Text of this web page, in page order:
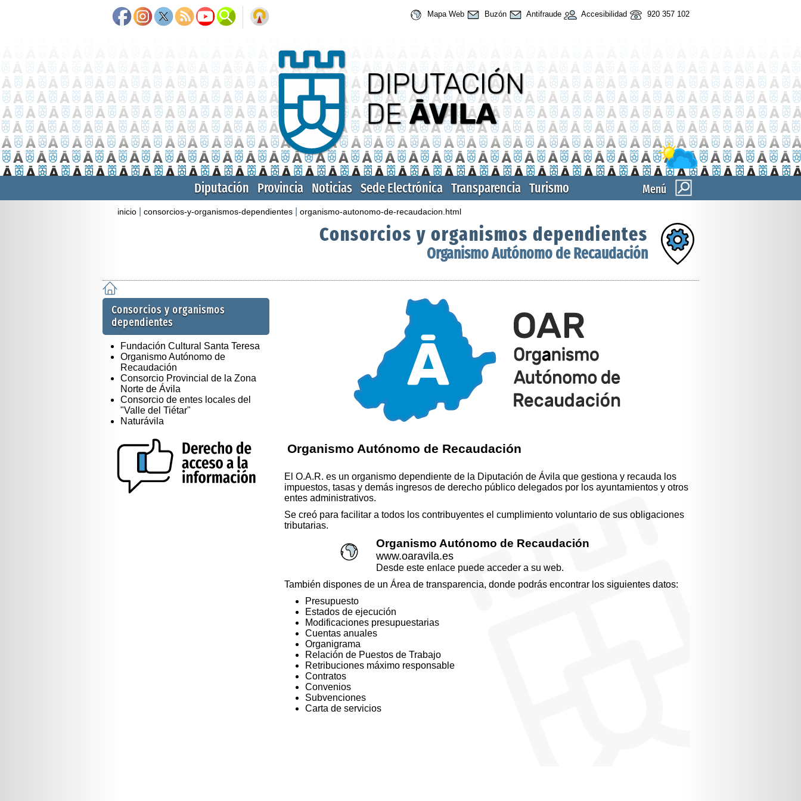
Mapa Web Buzón Antifraude Accesibilidad 920 357 102
Menú
Diputación Provincia Noticias Sede Electrónica Transparencia Turismo
inicio consorcios-y-organismos-dependientes organismo-autonomo-de-recaudacion.html
Consorcios y organismos dependientes
Organismo Autónomo de Recaudación
Consorcios y organismos
dependientes
Fundación Cultural Santa Teresa
Organismo Autónomo de
Recaudación
Consorcio Provincial de la Zona
Norte de Ávila
Consorcio de entes locales del
"Valle del Tiétar"
Naturávila
Organismo Autónomo de Recaudación
El O.A.R. es un organismo dependiente de la Diputación de Ávila que gestiona y recauda los
impuestos, tasas y demás ingresos de derecho público delegados por los ayuntamientos y otros
entes administrativos.
Se creó para facilitar a todos los contribuyentes el cumplimiento voluntario de sus obligaciones
tributarias.
Organismo Autónomo de Recaudación
www.oaravila.es
Desde este enlace puede acceder a su web.
También dispones de un Área de transparencia, donde podrás encontrar los siguientes datos:
Presupuesto
Estados de ejecución
Modificaciones presupuestarias
Cuentas anuales
Organigrama
Relación de Puestos de Trabajo
Retribuciones máximo responsable
Contratos
Convenios
Subvenciones
Carta de servicios